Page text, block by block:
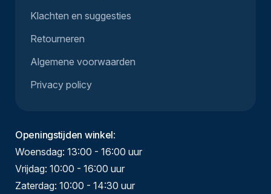
Klachten en suggesties
Retourneren
Algemene voorwaarden
Privacy policy
Openingstijden winkel:
Woensdag: 13:00 - 16:00 uur
Vrijdag: 10:00 - 16:00 uur
Zaterdag: 10:00 - 14:30 uur